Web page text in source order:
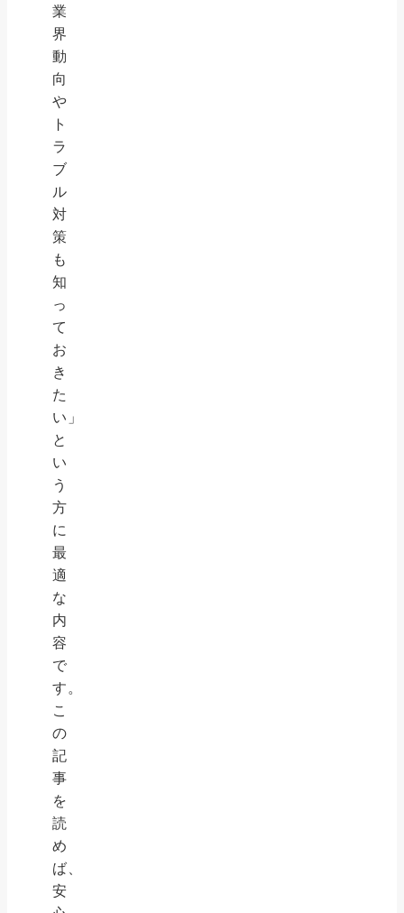
業
界
動
向
や
ト
ラ
ブ
ル
対
策
も
知
っ
て
お
き
た
い」
と
い
う
方
に
最
適
な
内
容
で
す。
こ
の
記
事
を
読
め
ば、
安